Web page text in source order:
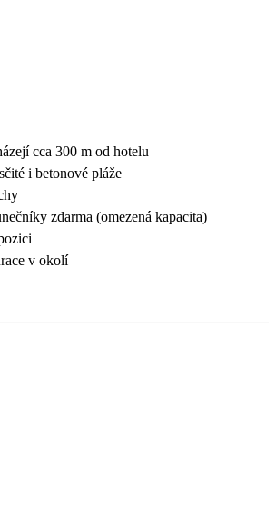
cca 300 m od hotelu
i betonové pláže
zdarma (omezená kapacita)
v okolí